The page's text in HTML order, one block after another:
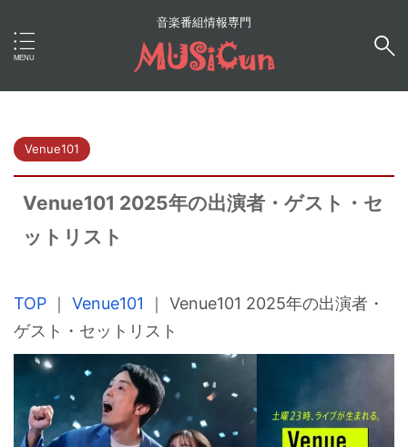
音楽番組情報専門
Venue101
Venue101 2025年の出演者・ゲスト・セ
ットリスト
TOP ｜ Venue101 ｜ Venue101 2025年の出演者・
ゲスト・セットリスト